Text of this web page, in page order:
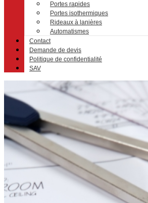
Portes rapides
Portes isothermiques
Rideaux à lanières
Automatismes
Contact
Demande de devis
Politique de confidentialité
SAV